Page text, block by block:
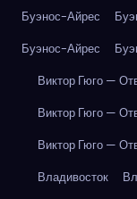
Буэнос-Айрес
Буэнос-Айрес
Виктор Гюго —
Виктор Гюго —
Виктор Гюго —
Владивосток